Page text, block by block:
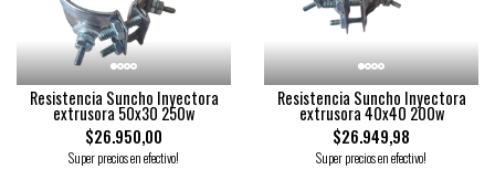
Resistencia Suncho Inyectora
extrusora 50x30 250w
$26.950,00
Super precios en efectivo!
Resistencia Suncho Inyectora
extrusora 40x40 200w
$26.949,98
Super precios en efectivo!